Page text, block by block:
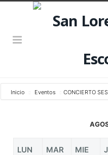
Inicio Eventos CONCIERTO
LUN MAR MIE